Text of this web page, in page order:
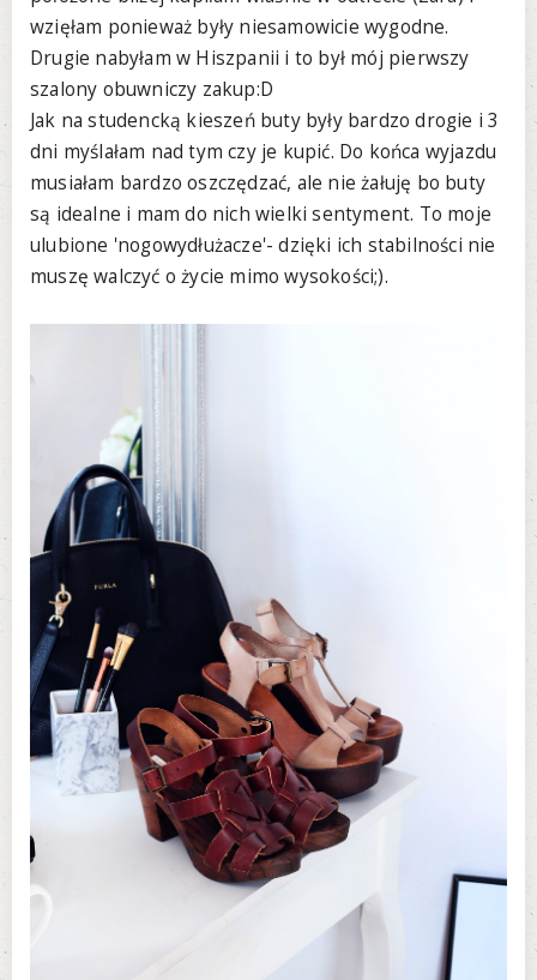
wzięłam ponieważ były niesamowicie wygodne.
Drugie nabyłam w Hiszpanii i to był mój pierwszy
szalony obuwniczy zakup:D
Jak na studencką kieszeń buty były bardzo drogie i 3
dni myślałam nad tym czy je kupić. Do końca wyjazdu
musiałam bardzo oszczędzać, ale nie żałuję bo buty
są idealne i mam do nich wielki sentyment. To moje
ulubione 'nogowydłużacze'- dzięki ich stabilności nie
muszę walczyć o życie mimo wysokości;).